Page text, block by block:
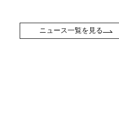
ニュース一覧を見る